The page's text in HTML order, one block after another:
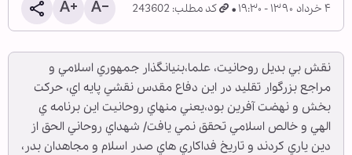
۴ خرداد ۱۳۹۰ - ۱۹:۳۰ کد مطلب: 243602
نقش بي بديل روحانيت، علما،بنيانگذار جمهوري اسلامي و
مراجع بزرگوار تقليد در اين دفاع مقدس نقشي پايه اي، حركت
بخش و نهضت آفرين بود،يعني منهاي روحانيت اين برنامه ي
الهي و خالص اسلامي تحقق نمي يافت/ شهداي روحاني الحق از
دين ياري كردند و تاريخ فداكاري هاي صدر اسلام و مجاهدان بدر،